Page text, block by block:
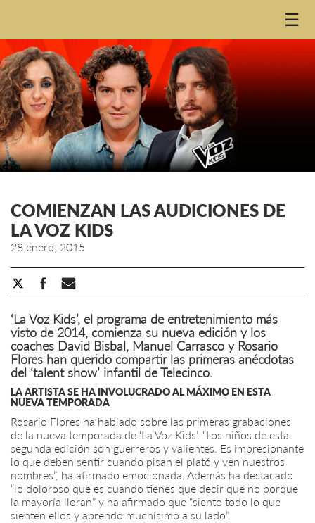
☰
COMIENZAN LAS AUDICIONES DE
LA VOZ KIDS
28 enero, 2015
‘La Voz Kids’, el programa de entretenimiento más
visto de 2014, comienza su nueva edición y los
coaches David Bisbal, Manuel Carrasco y Rosario
Flores han querido compartir las primeras anécdotas
del ‘talent show’ infantil de Telecinco.
LA ARTISTA SE HA INVOLUCRADO AL MÁXIMO EN ESTA
NUEVA TEMPORADA
Rosario Flores ha hablado sobre las primeras grabaciones
de la nueva temporada de ‘La Voz Kids’. “Los niños de esta
segunda edición son guerreros y valientes. Es impresionante
lo que deben sentir cuando pisan el plató y ven nuestros
nombres”, ha afirmado emocionada. Además ha destacado
“lo doloroso que es cuando tienes que decir que no porque
la mayoría lloran” y ha afirmado que “siento todo lo que
sienten ellos y aprendo muchísimo a su lado”.